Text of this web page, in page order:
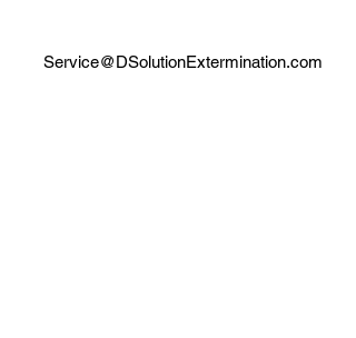
Service@DSolutionExtermination.com